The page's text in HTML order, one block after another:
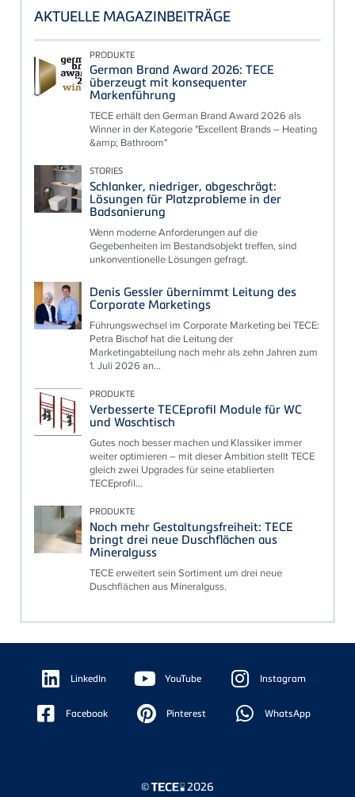
AKTUELLE MAGAZINBEITRÄGE
PRODUKTE
German Brand Award 2026: TECE
überzeugt mit konsequenter
Markenführung
TECE erhält den German Brand Award 2026 als
Winner in der Kategorie "Excellent Brands – Heating
&amp; Bathroom"
STORIES
Schlanker, niedriger, abgeschrägt:
Lösungen für Platzprobleme in der
Badsanierung
Wenn moderne Anforderungen auf die
Gegebenheiten im Bestandsobjekt treffen, sind
unkonventionelle Lösungen gefragt.
Denis Gessler übernimmt Leitung des
Corporate Marketings
Führungswechsel im Corporate Marketing bei TECE:
Petra Bischof hat die Leitung der
Marketingabteilung nach mehr als zehn Jahren zum
1. Juli 2026 an...
PRODUKTE
Verbesserte TECEprofil Module für WC
und Waschtisch
Gutes noch besser machen und Klassiker immer
weiter optimieren – mit dieser Ambition stellt TECE
gleich zwei Upgrades für seine etablierten
TECEprofil...
PRODUKTE
Noch mehr Gestaltungsfreiheit: TECE
bringt drei neue Duschflächen aus
Mineralguss
TECE erweitert sein Sortiment um drei neue
Duschflächen aus Mineralguss.
Floating
Sidebar LinkedIn YouTube Instagram
Facebook Pinterest WhatsApp
© 2026